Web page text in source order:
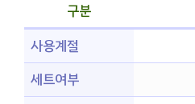
구분
사용계절
세트여부